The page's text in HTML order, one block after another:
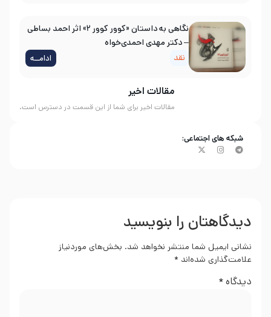
مقالات اخیر
مقالات اخیر برای شما از این قسمت در دسترس است.
نگاهی به داستان «کوور کوور ۲» اثر احمد بساطی
– دکتر مهدی احمدی‌خواه
نقد
ادامــه
شبکه های اجتماعی:
دیدگاهتان را بنویسید
نشانی ایمیل شما منتشر نخواهد شد. بخش‌های موردنیاز
علامت‌گذاری شده‌اند *
دیدگاه*